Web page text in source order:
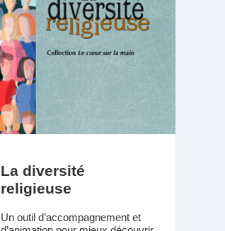
La diversité
religieuse
Un outil d’accompagnement et